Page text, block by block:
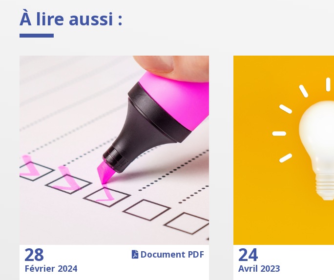
À lire aussi :
Document PDF
28
Février 2024
24
Avril 2023